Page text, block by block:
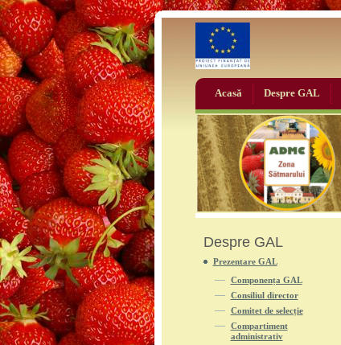
Acasă Despre GAL
Despre GAL
Prezentare GAL
Componența GAL
Consiliul director
Comitet de selecție
Compartiment
administrativ